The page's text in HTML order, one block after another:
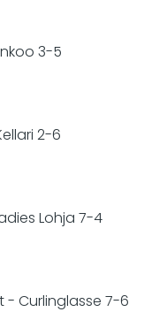
3-5
2-6
Lohja 7-4
- Curlinglasse 7-6